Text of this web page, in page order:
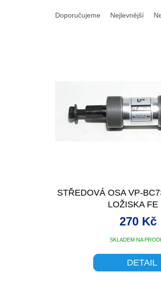
Doporučujeme Nejlevnější
STŘEDOVÁ OSA VP-
LOŽISKA FE
SKLADEM NA
270 Kč
DETAIL